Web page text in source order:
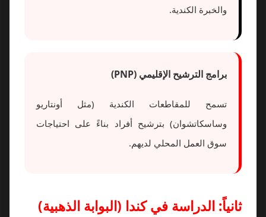
والخبرة الكندية.
برامج الترشيح الإقليمي (PNP)
تسمح للمقاطعات الكندية (مثل أونتاريو
وساسكاتشوان) بترشيح أفراد بناءً على احتياجات
سوق العمل المحلي لديهم.
ثانياً: الدراسة في كندا (البوابة الذهبية)